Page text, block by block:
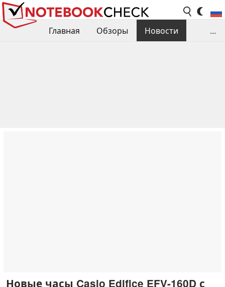
Главная Обзоры
Новости
...
Новые часы Casio Edifice EFV-160D с